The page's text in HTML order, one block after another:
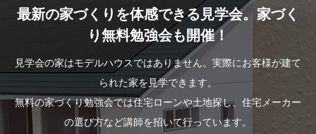
最新の家づくりを体感できる見学会。家づく
り無料勉強会も開催！
見学会の家はモデルハウスではありません。実際にお客様が建て
られた家を見学できます。
無料の家づくり勉強会では住宅ローンや土地探し、住宅メーカー
の選び方など講師を招いて行っています。